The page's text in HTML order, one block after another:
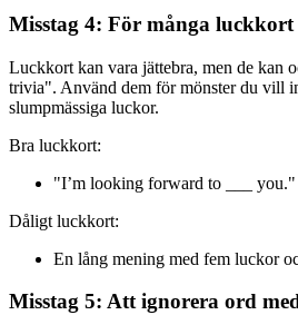
Misstag 4: För många luckkort
Luckkort kan vara jättebra, men de kan
trivia". Använd dem för mönster du vill
slumpmässiga luckor.
Bra luckkort:
"I’m looking forward to ___ you."
Dåligt luckkort:
En lång mening med fem luckor
Misstag 5: Att ignorera ord